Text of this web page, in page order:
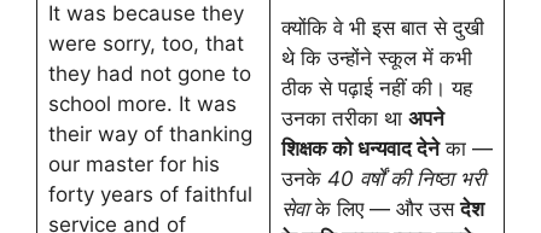
It was because they
were sorry, too, that
they had not gone to
school more. It was
their way of thanking
our master for his
forty years of faithful
service and of
क्योंकि वे भी इस बात से दुखी
थे कि उन्होंने स्कूल में कभी
ठीक से पढ़ाई नहीं की। यह
उनका तरीका था अपने
शिक्षक को धन्यवाद देनेका —
उनके 40 वर्षों की निष्ठा भरी
सेवाके लिए — और उसदेश